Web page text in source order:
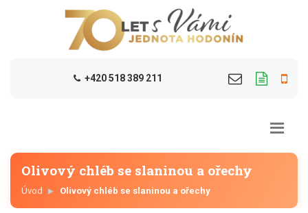
+420 518 389 211
Olivový chléb se slaninou a ořechy
Úvod Olivový chléb se slaninou a ořechy